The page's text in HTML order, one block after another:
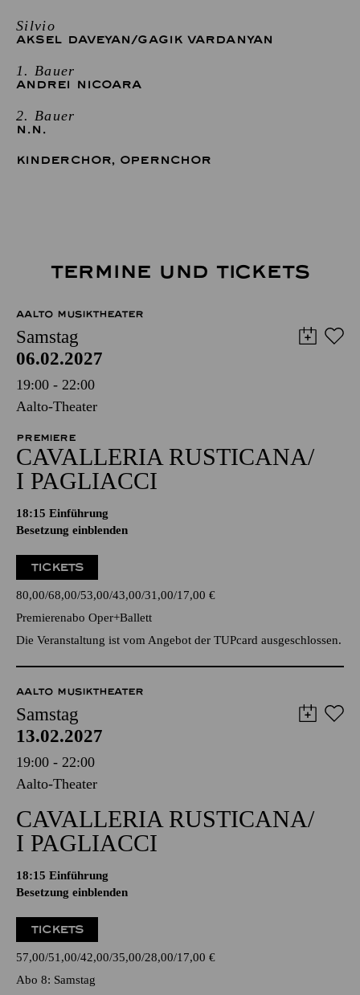
Silvio
AKSEL DAVEYAN/GAGIK VARDANYAN
1. Bauer
ANDREI NICOARA
2. Bauer
N.N.
KINDERCHOR, OPERNCHOR
TERMINE UND TICKETS
AALTO MUSIKTHEATER
Samstag
06.02.2027
19:00 - 22:00
Aalto-Theater
PREMIERE
CAVALLERIA RUSTICANA/
I PAGLIACCI
18:15 Einführung
Besetzung einblenden
TICKETS
80,00 68,00 53,00 43,00 31,00 17,00 €
Premierenabo Oper+Ballett
Die Veranstaltung ist vom Angebot der TUPcard ausgeschlossen.
AALTO MUSIKTHEATER
Samstag
13.02.2027
19:00 - 22:00
Aalto-Theater
CAVALLERIA RUSTICANA/
I PAGLIACCI
18:15 Einführung
Besetzung einblenden
TICKETS
57,00 51,00 42,00 35,00 28,00 17,00 €
Abo 8: Samstag